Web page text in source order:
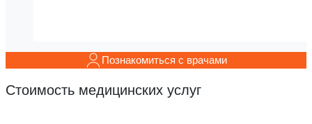
Познакомиться с врачами
Стоимость медицинских услуг